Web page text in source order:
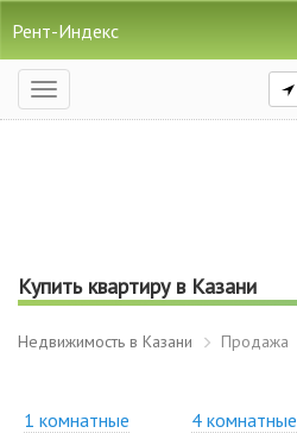
Рент-Индекс
Открыть
навигацию
Купить квартиру в Казани
Недвижимость в Казани Продажа
1 комнатные
4 комнатные